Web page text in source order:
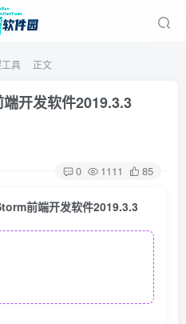
具 正文
开发软件2019.3.3
0 1111 85
前端开发软件2019.3.3